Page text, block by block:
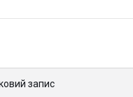
запис